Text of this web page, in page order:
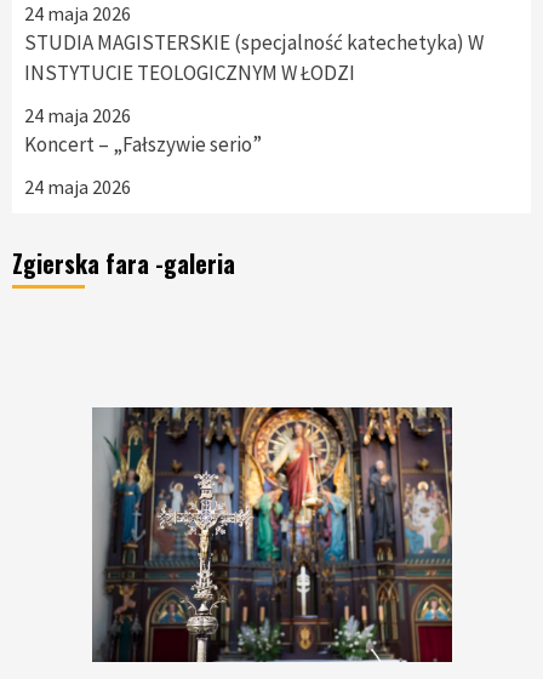
24 maja 2026
STUDIA MAGISTERSKIE (specjalność katechetyka) W
INSTYTUCIE TEOLOGICZNYM W ŁODZI
24 maja 2026
Koncert – „Fałszywie serio”
24 maja 2026
Zgierska fara -galeria